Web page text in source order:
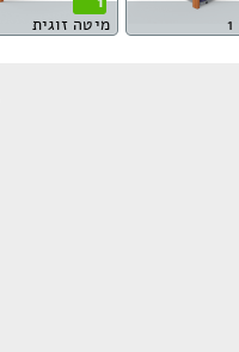
מיטה זוגית